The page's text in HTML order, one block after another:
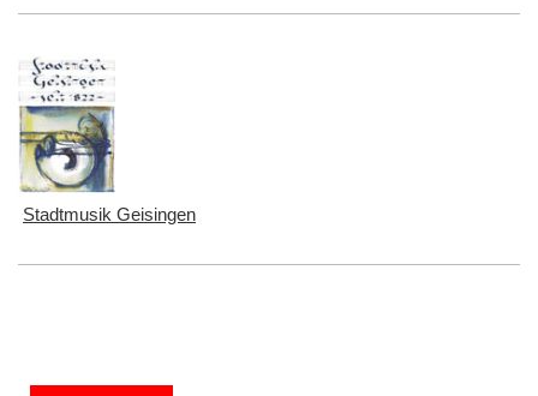
Stadtmusik Geisingen